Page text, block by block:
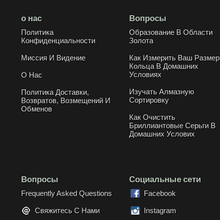
о нас
Политика
Конфиденциальности
Миссия И Видение
О Нас
Политика Доставки,
Возвратов, Возмещений И
Обменов
Вопросы
Образование В Области
Золота
Как Измерить Ваш Размер
Кольца В Домашних
Условиях
Изучать Алмазную
Сортировку
Как Очистить
Бриллиантовые Серьги В
Домашних Услових
Вопросы
Frequently Asked Questions
Свяжитесь С Нами
Социальные сети
Facebook
Instagram